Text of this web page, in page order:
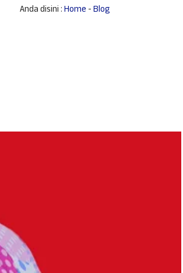
Anda disini :Home -Blog